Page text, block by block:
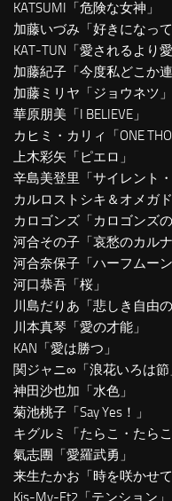
KATSUMI「危険な女神」
加藤いづみ「好きになっ
KAT-TUN「愛されるより愛
加藤紀子「今度私どこか
加藤ミリヤ「ジョウネツ」
華原朋美「I BELIEVE」
カヒミ・カリィ「ONE
上木彩矢「ピエロ」
辛島美登里「サイレント・
カルロストシキ＆オメガド
カロゴンズ「カロゴンズの
河合その子「哀愁のカルナ
河合奈保子「ハーフムー
河口恭吾「桜」
川島だりあ「悲しき自由の
川本真琴「愛の才能」
KAN「愛は勝つ」
関ジャニ∞「浪花いろは節
神田沙也加「水色」
菊池桃子「Say Yes！」
キグルミ「たらこ・たらこ
氣志團「愛羅武勇」
来生たかお「時を咲かせて
Kis-My-Ft2「テンション」